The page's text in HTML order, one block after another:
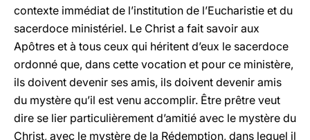
contexte immédiat de l’institution de l’Eucharistie et du
sacerdoce ministériel. Le Christ a fait savoir aux
Apôtres et à tous ceux qui héritent d’eux le sacerdoce
ordonné que, dans cette vocation et pour ce ministère,
ils doivent devenir ses amis, ils doivent devenir amis
du mystère qu’il est venu accomplir. Être prêtre veut
dire se lier particulièrement d’amitié avec le mystère du
Christ, avec le mystère de la Rédemption, dans lequel il